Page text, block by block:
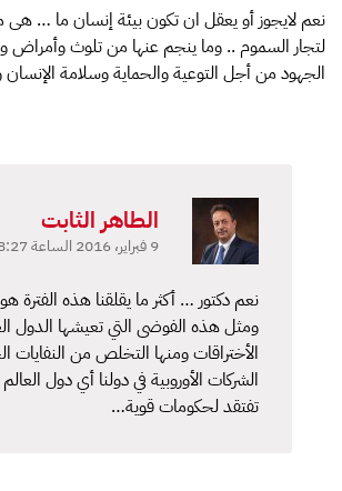
نعم لايجوز أو يعقل ان تكون بيئة إنسان ما …
لتجار السموم .. وما ينجم عنها من تلوث وأمراض
الجهود من أجل التوعية والحماية وسلامة الإنسان
الطاهر الثابت
9 فبراير، 2016 الساعة 8:27 م
نعم دكتور … أكثر ما يقلقنا هذه الفترة هو
ومثل هذه الفوضى التي تعيشها الدول
الأختراقات ومنها التخلص من
الشركات الأوروبية في دولنا أي دول
تفتقد لحكومات قوية…